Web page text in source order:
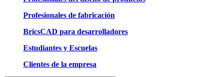
Profesionales de fabricación
BricsCAD para desarrolladores
Estudiantes y Escuelas
Clientes de la empresa